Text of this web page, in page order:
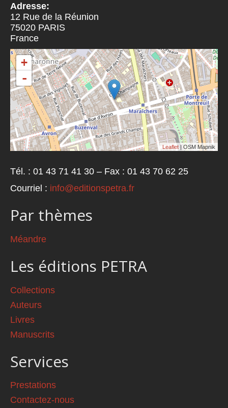
Adresse:
12 Rue de la Réunion
75020 PARIS
France
+
-
Leaflet | OSM Mapnik
Tél. : 01 43 71 41 30 – Fax : 01 43 70 62 25
Courriel : info@editionspetra.fr
Par thèmes
Méandre
Les éditions PETRA
Collections
Auteurs
Livres
Manuscrits
Services
Prestations
Contactez-nous